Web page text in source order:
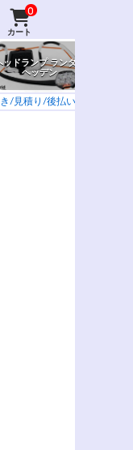
0
カート
ッドランプ ランタン
ヘッデン
/見積り/後払い